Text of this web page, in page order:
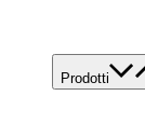
Prodotti